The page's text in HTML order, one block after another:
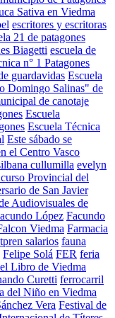
Sativa en Viedma
escritores y escritoras
21 de patagones
Biagetti escuela de
n° 1 Patagones
guardavidas Escuela
Domingo Salinas" de
de canotaje
Escuela
Escuela Técnica
Este sábado se
el Centro Vasco
cullumilla evelyn
Provincial del
de San Javier
Audiovisuales de
López Facundo
Viedma Farmacia
salarios fauna
Felipe Solá FER feria
Libro de Viedma
Curetti ferrocarril
del Niño en Viedma
Vera Festival de